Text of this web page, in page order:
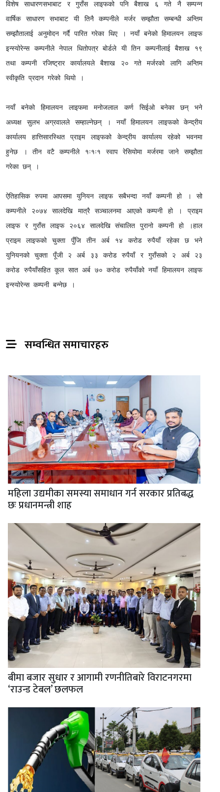
विशेष साधारणसभाबाट र गुराँस लाइफको पनि बैशाख ६ गते नै सम्पन्न
वार्षिक साधारण सभाबाट यी तिनै कम्पनीले मर्जर सम्झौता सम्बन्धी अन्तिम
सम्झौतालाई अनुमोदन गर्दै पारित गरेका थिए । नयाँ बनेको हिमालयन लाइफ
इन्स्योरेन्स कम्पनीले नेपाल धितोपत्र बोर्डले यी तिन कम्पनीलाई बैशाख १९
तथा कम्पनी रजिष्ट्रार कार्यालयले बैशाख २० गते मर्जरको लागि अन्तिम
स्वीकृति प्रदान गरेको थियो ।
नयाँ बनेको हिमालयन लाइफमा मनोजलाल कर्ण सिईओ बनेका छन् भने
अध्यक्ष सुलभ अग्रवालले सम्हाल्नेछन् । नयाँ हिमालयन लाइफको केन्द्रीय
कार्यालय हात्तिसारस्थित प्राइम लाइफको केन्द्रीय कार्यालय रहेको भवनमा
हुनेछ । तीन वटै कम्पनीले १ः१ः१ स्वाप रेसियोमा मर्जरमा जाने सम्झौता
गरेका छन् ।
ऐतिहासिक रुपमा आपसमा युनियन लाइफ सबैभन्दा नयाँ कम्पनी हो । सो
कम्पनीले २०७४ सालदेखि मात्रै सञ्चालनमा आएको कम्पनी हो । प्राइम
लाइफ र गुराँस लाइफ २०६४ सालदेखि संचालित पुरानो कम्पनी हो ।हाल
प्राइम लाइफको चुक्ता पुँजि तीन अर्ब १४ करोड रुपैयाँ रहेका छ भने
युनियनको चुक्ता पूँजी २ अर्ब ३३ करोड रुपैयाँ र गुराँसको २ अर्ब २३
करोड रुपैयाँसहित कूल सात अर्ब ७० करोड रुपैयाँको नयाँ हिमालयन लाइफ
इन्स्योरेन्स कम्पनी बन्नेछ ।
सम्वन्धित समाचारहरु
महिला उद्यमीका समस्या समाधान गर्न सरकार प्रतिबद्ध
छः प्रधानमन्त्री शाह
बीमा बजार सुधार र आगामी रणनीतिबारे विराटनगरमा
‘राउन्ड टेबल’ छलफल